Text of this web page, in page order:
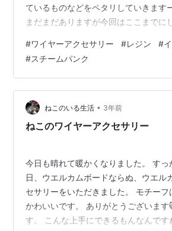
ているものなどをペタリしていきます
まだまだありますが今回はここまでに
ング参加中My personal world！
#ワイヤーアクセサリー #レジン #
#スチームパンク
ねこのいる生活 • 3年前
ねこのワイヤーアクセサリー
今日も晴れて暖かくなりました。 す
日、ウエルカムボードならぬ、ウエル
セサリーをいただきました。 モチー
かわいいです。 ありがとうございま
す。 こんな上手にできるもんなんです